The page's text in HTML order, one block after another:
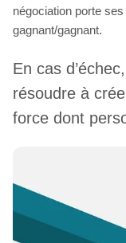
négociation porte
gagnant/gagnant.
En cas
résoudre à
force dont